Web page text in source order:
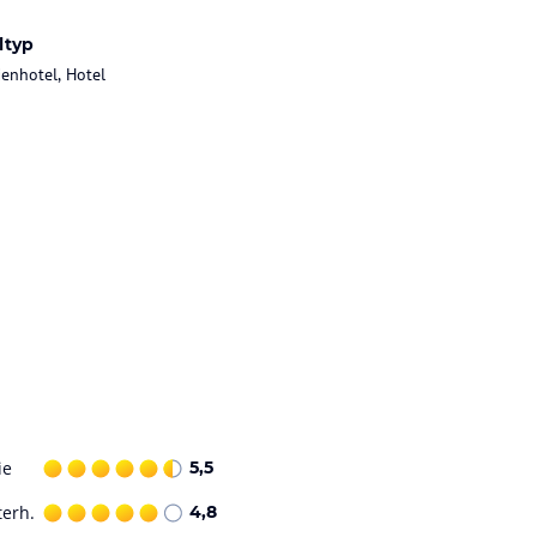
Hotel
5,5
4,8